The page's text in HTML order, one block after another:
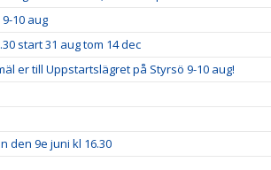
10 aug
start 31 aug tom 14 dec
er till Uppstartslägret på Styrsö 9-10 aug!
den 9e juni kl 16.30